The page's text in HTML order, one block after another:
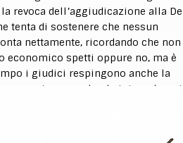
revoca dell’aggiudicazione alla De
tenta di sostenere che nessun
nettamente, ricordando che non
economico spetti oppure no, ma è
i giudici respingono anche la
cumulando integralmente
la sentenza, un
quello che ora potrebbe aprire
non quantifica ancora le